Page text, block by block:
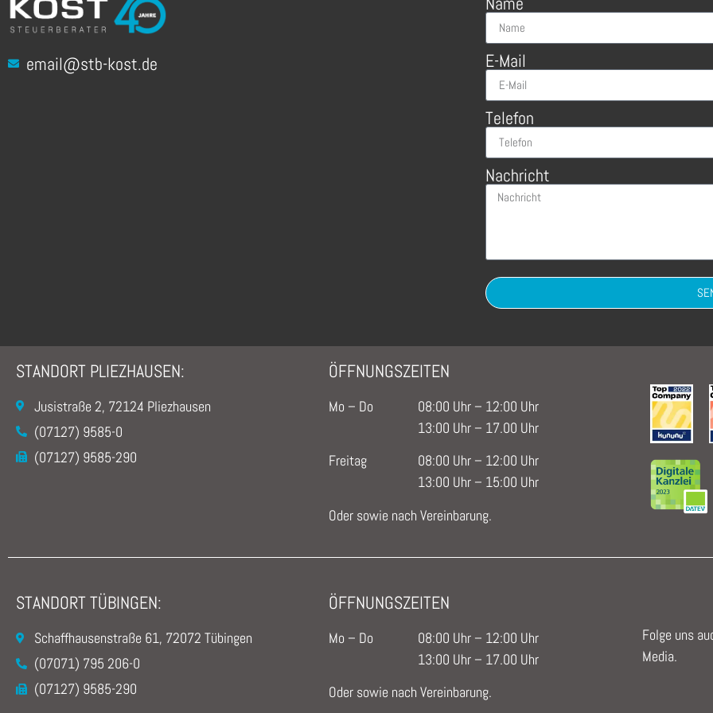
email@stb-kost.de E-Mail
Telefon
Nachricht
STANDORT PLIEZHAUSEN:
Jusistraße 2, 72124 Pliezhausen
(07127) 9585-0
(07127) 9585-290
ÖFFNUNGSZEITEN
Mo – Do
08:00 Uhr – 12:00 Uhr
13:00 Uhr – 17.00 Uhr
Freitag
08:00 Uhr – 12:00 Uhr
13:00 Uhr – 15:00 Uhr
Oder sowie nach Vereinbarung.
STANDORT TÜBINGEN:
Schaffhausenstraße 61, 72072 Tübingen
(07071) 795 206-0
(07127) 9585-290
ÖFFNUNGSZEITEN
Mo – Do
08:00 Uhr – 12:00 Uhr
13:00 Uhr – 17.00 Uhr
Oder sowie nach Vereinbarung.
Folge uns
Media.